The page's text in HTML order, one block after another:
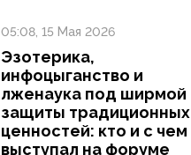
05:08, 15 Мая 2026
Эзотерика,
инфоцыганство и
лженаука под ширмой
защиты традиционных
ценностей: кто и с чем
выступал на форуме